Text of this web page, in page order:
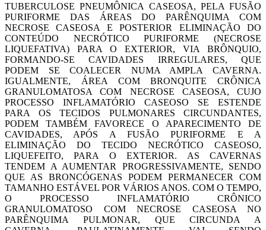
TUBERCULOSE PNEUMÔNICA CASEOSA, PELA FUSÃO
PURIFORME DAS ÁREAS DO PARÊNQUIMA COM
NECROSE CASEOSA E POSTERIOR ELIMINAÇÃO DO
CONTEÚDO NECRÓTICO PURIFORME (NECROSE
LIQUEFATIVA) PARA O EXTERIOR, VIA BRÔNQUIO,
FORMANDO-SE CAVIDADES IRREGULARES, QUE
PODEM SE COALECER NUMA AMPLA CAVERNA.
IGUALMENTE, ÁREA COM BRONQUITE CRÔNICA
GRANULOMATOSA COM NECROSE CASEOSA, CUJO
PROCESSO INFLAMATÓRIO CASEOSO SE ESTENDE
PARA OS TECIDOS PULMONARES CIRCUNDANTES,
PODEM TAMBÉM FAVORECE O APARECIMENTO DE
CAVIDADES, APÓS A FUSÃO PURIFORME E A
ELIMINAÇÃO DO TECIDO NECRÓTICO CASEOSO,
LIQUEFEITO, PARA O EXTERIOR. AS CAVERNAS
TENDEM A AUMENTAR PROGRESSIVAMENTE, SENDO
QUE AS BRONCÓGENAS PODEM PERMANECER COM
TAMANHO ESTÁVEL POR VÁRIOS ANOS. COM O TEMPO,
O PROCESSO INFLAMATÓRIO CRÔNICO
GRANULOMATOSO COM NECROSE CASEOSA NO
PARÊNQUIMA PULMONAR, QUE CIRCUNDA A